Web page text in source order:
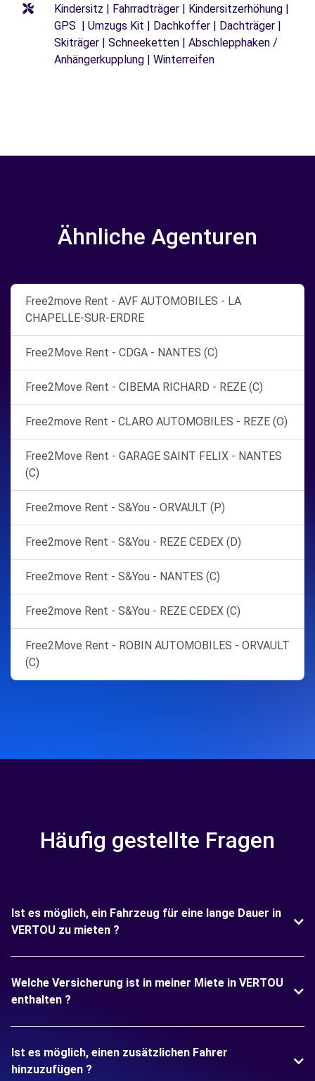
Kindersitz | Fahrradträger | Kindersitzerhöhung |
GPS | Umzugs Kit | Dachkoffer | Dachträger |
Skiträger | Schneeketten | Abschlepphaken /
Anhängerkupplung | Winterreifen
Ähnliche Agenturen
Free2move Rent - AVF AUTOMOBILES - LA
CHAPELLE-SUR-ERDRE
Free2Move Rent - CDGA - NANTES (C)
Free2Move Rent - CIBEMA RICHARD - REZE (C)
Free2move Rent - CLARO AUTOMOBILES - REZE (O)
Free2Move Rent - GARAGE SAINT FELIX - NANTES
(C)
Free2move Rent - S&You - ORVAULT (P)
Free2move Rent - S&You - REZE CEDEX (D)
Free2move Rent - S&You - NANTES (C)
Free2move Rent - S&You - REZE CEDEX (C)
Free2Move Rent - ROBIN AUTOMOBILES - ORVAULT
(C)
Häufig gestellte Fragen
Ist es möglich, ein Fahrzeug für eine lange Dauer in
VERTOU zu mieten ?
Welche Versicherung ist in meiner Miete in VERTOU
enthalten ?
Ist es möglich, einen zusätzlichen Fahrer
hinzuzufügen ?